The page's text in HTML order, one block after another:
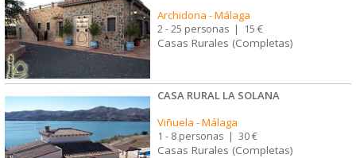
Archidona -Málaga
2 - 25 personas | 15 €
Casas Rurales (Completas)
CASA RURAL LA SOLANA
Viñuela -Málaga
1 - 8 personas | 30 €
Casas Rurales (Completas)